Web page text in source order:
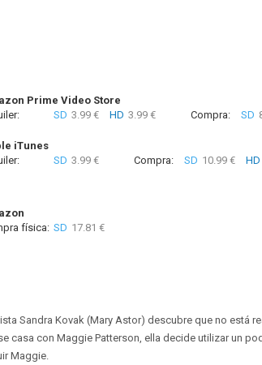
Prime Video Store
SD 3.99 € HD 3.99 € Compra: SD
iTunes
SD 3.99 € Compra: SD 10.99 € HD
física: SD 17.81 €
Sandra Kovak (Mary Astor) descubre que no está
casa con Maggie Patterson, ella decide utilizar un
Maggie.